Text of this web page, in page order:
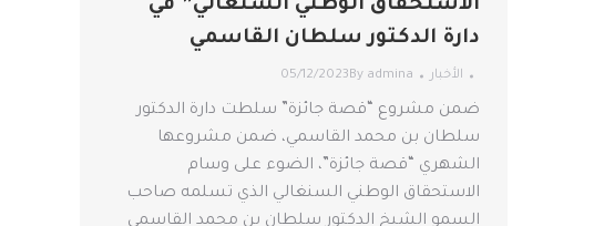
الاستحقاق الوطني السنغالي” في
دارة الدكتور سلطان القاسمي
الأخبار By admina
05/12/2023
ضمن مشروع “قصة جائزة” سلطت دارة الدكتور
سلطان بن محمد القاسمي، ضمن مشروعها
الشهري “قصة جائزة”، الضوء على وسام
الاستحقاق الوطني السنغالي الذي تسلمه صاحب
السمو الشيخ الدكتور سلطان بن محمد القاسمي